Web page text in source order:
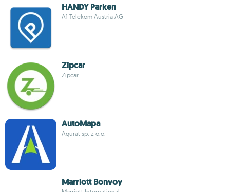
HANDY Parken
A1 Telekom Austria AG
Zipcar
Zipcar
AutoMapa
Aqurat sp. z o.o.
Marriott Bonvoy